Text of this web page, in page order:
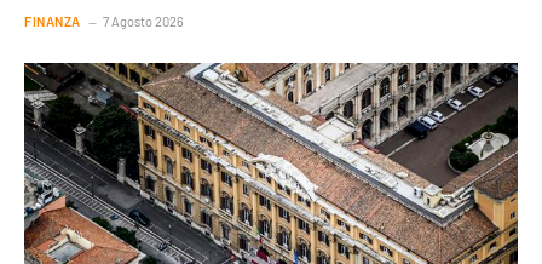
FINANZA 7 Agosto 2026